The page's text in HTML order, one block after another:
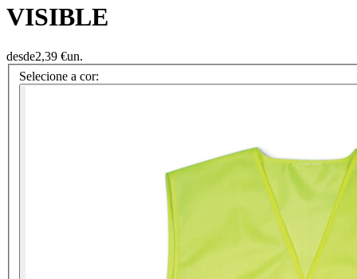
VISIBLE
desde2,39 €un.
Selecione a cor: